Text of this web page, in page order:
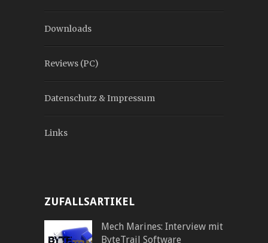
Downloads
Reviews (PC)
Datenschutz & Impressum
Links
ZUFALLSARTIKEL
Mech Marines: Interview mit
ByteTrail Software